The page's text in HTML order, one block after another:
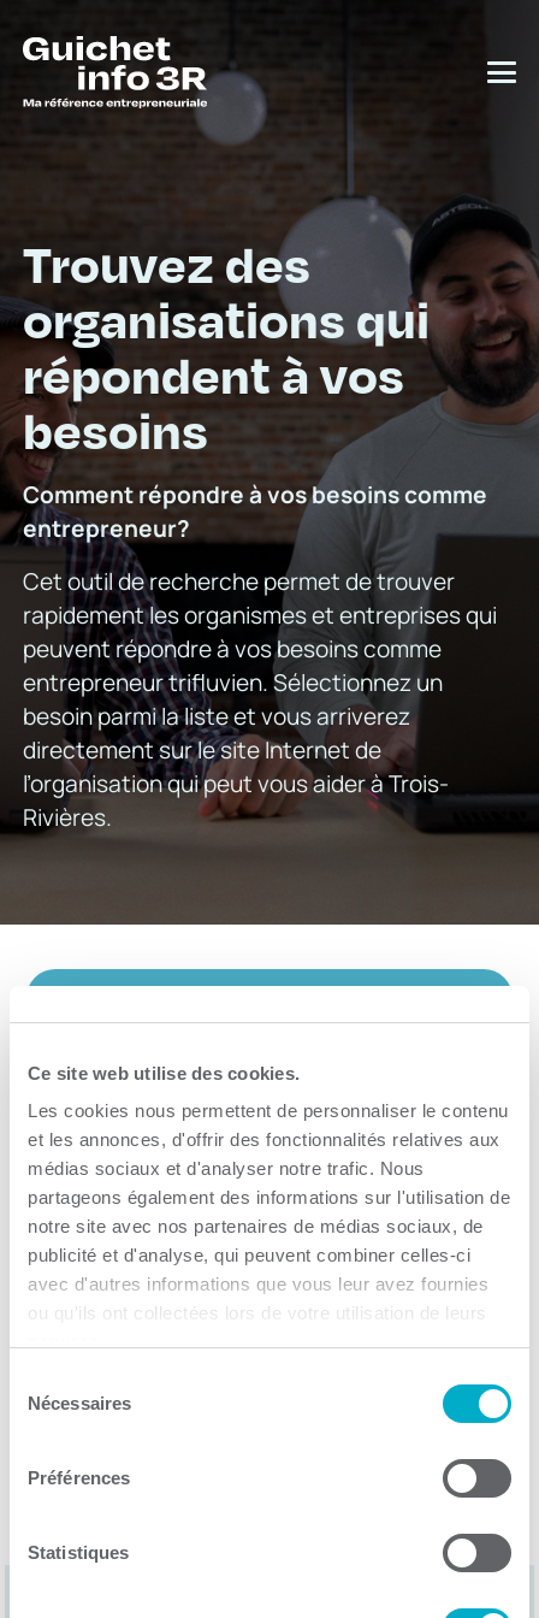
Ce site web utilise des cookies.
Les cookies nous permettent de personnaliser le contenu
et les annonces, d'offrir des fonctionnalités relatives aux
médias sociaux et d'analyser notre trafic. Nous
partageons également des informations sur l'utilisation de
notre site avec nos partenaires de médias sociaux, de
publicité et d'analyse, qui peuvent combiner celles-ci
avec d'autres informations que vous leur avez fournies
ou qu'ils ont collectées lors de votre utilisation de leurs
Nécessaires
Préférences
Statistiques
Trouvez des
organisations qui
répondent à vos
besoins
Comment répondre à vos besoins comme
entrepreneur?
Cet outil de recherche permet de trouver
rapidement les organismes et entreprises qui
peuvent répondre à vos besoins comme
entrepreneur trifluvien. Sélectionnez un
besoin parmi la liste et vous arriverez
directement sur le site Internet de
l’organisation qui peut vous aider à Trois-
Rivières.